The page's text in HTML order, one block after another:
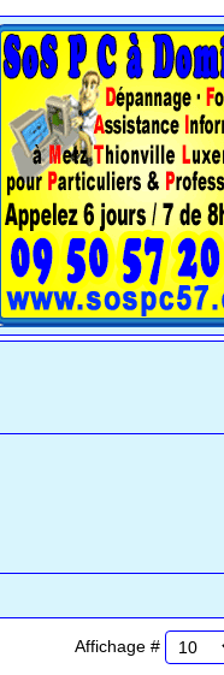
Affichage #